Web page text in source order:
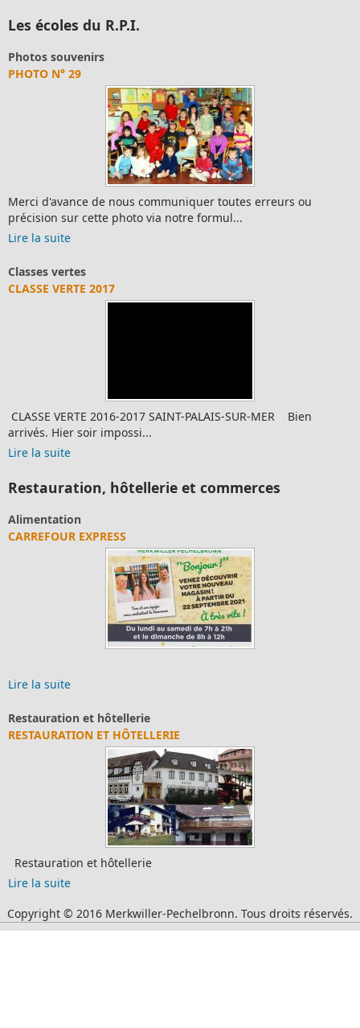
Les écoles du R.P.I.
Photos souvenirs
PHOTO N° 29
Merci d'avance de nous communiquer toutes erreurs ou
précision sur cette photo via notre formul...
Lire la suite
Classes vertes
CLASSE VERTE 2017
CLASSE VERTE 2016-2017 SAINT-PALAIS-SUR-MER Bien
arrivés. Hier soir impossi...
Lire la suite
Restauration, hôtellerie et commerces
Alimentation
CARREFOUR EXPRESS
Lire la suite
Restauration et hôtellerie
RESTAURATION ET HÔTELLERIE
Restauration et hôtellerie
Lire la suite
Copyright © 2016 Merkwiller-Pechelbronn. Tous droits réservés.